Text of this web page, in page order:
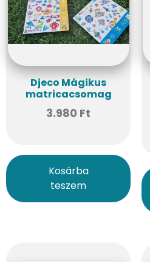
Djeco Mágikus
matricacsomag
3.980 Ft
Kosárba
teszem